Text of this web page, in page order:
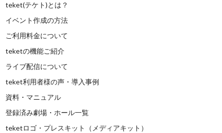
teket(テケト)とは？
イベント作成の方法
ご利用料金について
teketの機能ご紹介
ライブ配信について
teket利用者様の声・導入事例
資料・マニュアル
登録済み劇場・ホール一覧
teketロゴ・プレスキット（メディアキット）